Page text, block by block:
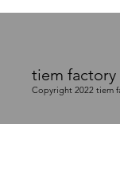
社エフ
らせ
tiem factory
Copyright 2022 tiem